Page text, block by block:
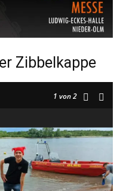
Zibbelkappe
1 von 2